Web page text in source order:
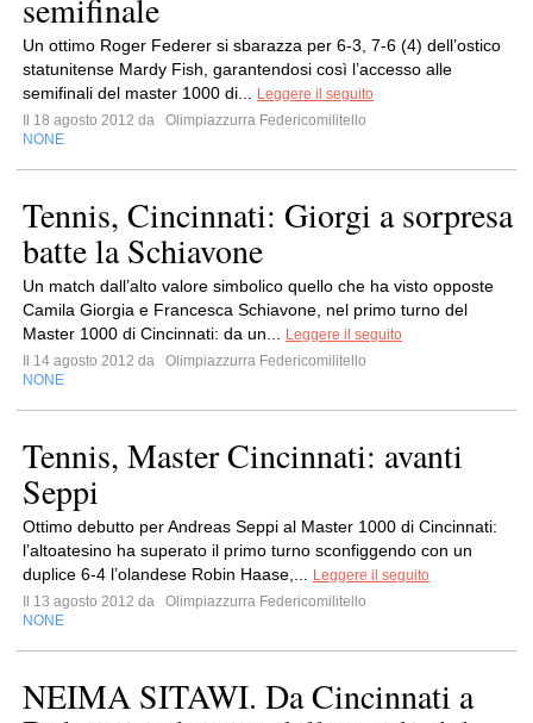
semifinale
Un ottimo Roger Federer si sbarazza per 6-3, 7-6 (4) dell’ostico
statunitense Mardy Fish, garantendosi così l’accesso alle
semifinali del master 1000 di...
Leggere il seguito
Il 18 agosto 2012 da
Olimpiazzurra Federicomilitello
NONE
Tennis, Cincinnati: Giorgi a sorpresa
batte la Schiavone
Un match dall’alto valore simbolico quello che ha visto opposte
Camila Giorgia e Francesca Schiavone, nel primo turno del
Master 1000 di Cincinnati: da un...
Leggere il seguito
Il 14 agosto 2012 da
Olimpiazzurra Federicomilitello
NONE
Tennis, Master Cincinnati: avanti
Seppi
Ottimo debutto per Andreas Seppi al Master 1000 di Cincinnati:
l’altoatesino ha superato il primo turno sconfiggendo con un
duplice 6-4 l’olandese Robin Haase,...
Leggere il seguito
Il 13 agosto 2012 da
Olimpiazzurra Federicomilitello
NONE
NEIMA SITAWI. Da Cincinnati a